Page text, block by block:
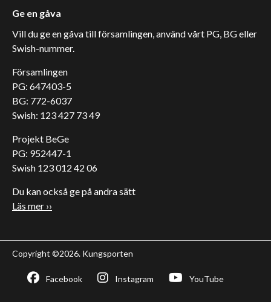
Ge en gåva
Vill du ge en gåva till församlingen, använd vårt PG, BG eller
Swish-nummer.
Församlingen
PG: 647403-5
BG: 772-6037
Swish: 123 427 73 49
Projekt BeGe
PG: 952447-1
Swish 123 012 42 06
Du kan också ge på andra sätt
Läs mer ››
Copyright ©2026. Kungsporten
Facebook Instagram YouTube